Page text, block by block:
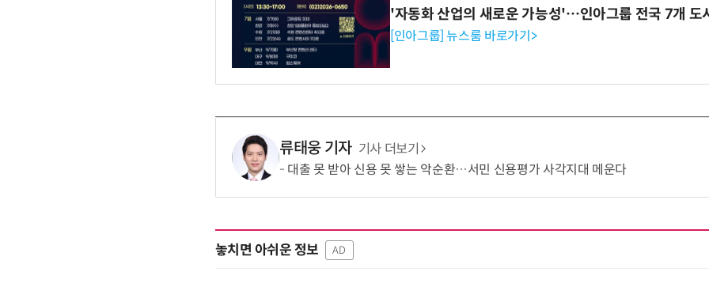
'자동화 산업의 새로운 가능성'…인아그룹 전국 7개 도
[인아그룹] 뉴스룸 바로가기>
류태웅 기자 기사 더보기
대출 못 받아 신용 못 쌓는 악순환…서민 신용평가 사각지대 메운다
놓치면 아쉬운 정보 AD